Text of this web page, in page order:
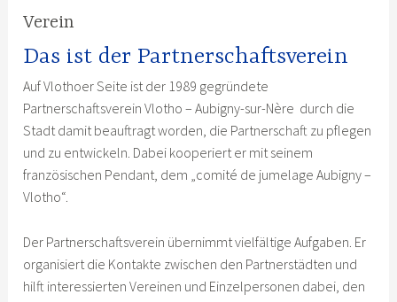
Verein
Das ist der Partnerschaftsverein
Auf Vlothoer Seite ist der 1989 gegründete
Partnerschaftsverein Vlotho – Aubigny-sur-Nère durch die
Stadt damit beauftragt worden, die Partnerschaft zu pflegen
und zu entwickeln. Dabei kooperiert er mit seinem
französischen Pendant, dem „comité de jumelage Aubigny –
Vlotho“.
Der Partnerschaftsverein übernimmt vielfältige Aufgaben. Er
organisiert die Kontakte zwischen den Partnerstädten und
hilft interessierten Vereinen und Einzelpersonen dabei, den